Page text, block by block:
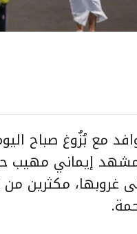
مع بُزُوغ صباح
إيماني مهيب
مكثرين من